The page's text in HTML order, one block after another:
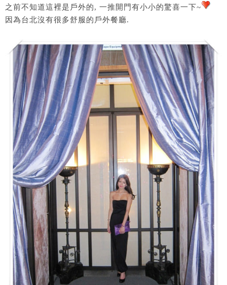
之前不知道這裡是戶外的, 一推開門有小小的驚喜一下~
因為台北沒有很多舒服的戶外餐廳.